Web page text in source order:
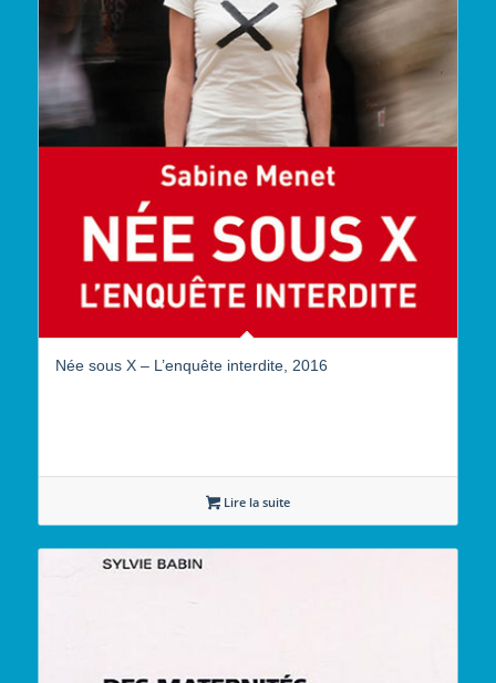
Née sous X – L’enquête interdite, 2016
Lire la suite